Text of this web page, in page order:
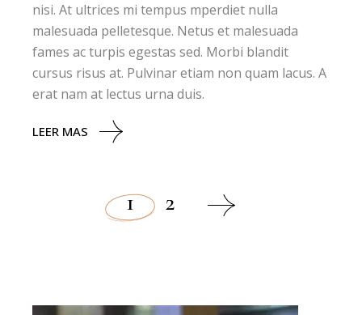
nisi. At ultrices mi tempus mperdiet nulla
malesuada pelletesque. Netus et malesuada
fames ac turpis egestas sed. Morbi blandit
cursus risus at. Pulvinar etiam non quam lacus. A
erat nam at lectus urna duis.
LEER MAS
Paginación
1 2